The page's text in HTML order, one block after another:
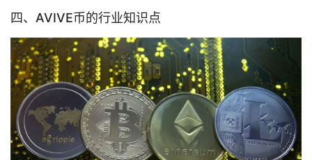
四、AVIVE币的行业知识点